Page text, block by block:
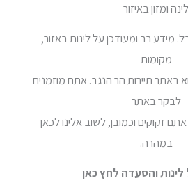
לינה ומזון באיזור
מידע רב ומעודכן על לינות באזור,
מקומות
באתר תיירות הר הנגב. אתם מוזמנים
לבקר באתר
זקוקים וכמובן, לשוב אלינו לכאן
במהרה.
והסעדה לחץ כאן